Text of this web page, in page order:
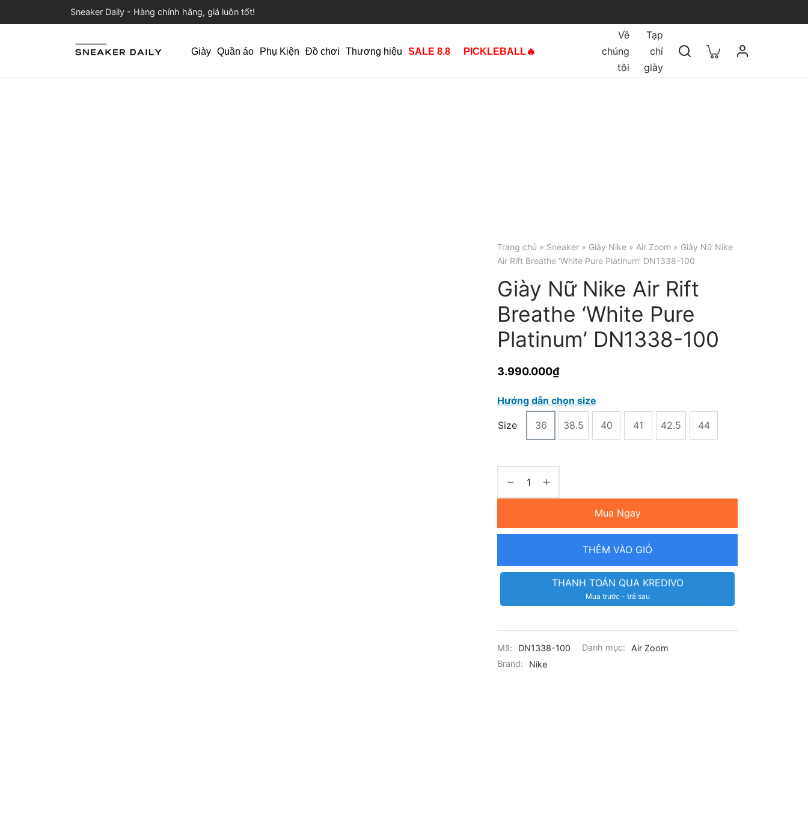
Sneaker Daily - Hàng chính hãng, giá luôn tốt!
Giày Quần áo Phụ Kiện Đồ chơi Thương hiệu SALE 8.8 PICKLEBALL🔥
Về
chúng
tôi
Tạp
chí
giày
Trang chủ » Sneaker » Giày Nike » Air Zoom » Giày Nữ Nike
Air Rift Breathe ‘White Pure Platinum’ DN1338-100
Giày Nữ Nike Air Rift
Breathe ‘White Pure
Platinum’ DN1338-100
3.990.000₫
Hướng dẫn chọn size
Size 36 38.5 40 41 42.5 44
Mua Ngay
THÊM VÀO GIỎ
THANH TOÁN QUA KREDIVO
Mua trước - trả sau
Mã: DN1338-100 Danh mục:
Air Zoom
Brand:
Nike